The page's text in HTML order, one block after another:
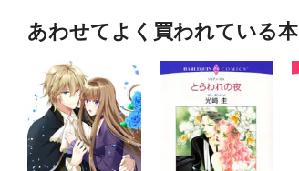
あわせてよく買われている本